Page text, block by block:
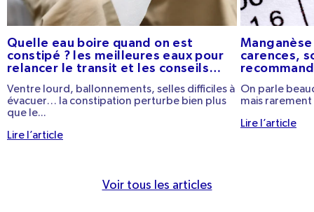
Quelle eau boire quand on est
constipé ? les meilleures eaux pour
relancer le transit et les conseils
Ventre lourd, ballonnements, selles difficiles à
évacuer… la constipation perturbe bien plus
que le...
Lire l’article
carences,
On parle
mais rarement
Lire l’article
Voir tous les articles